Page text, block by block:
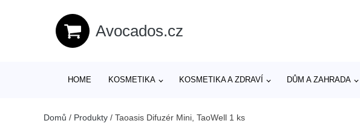
Avocados.cz
HOME KOSMETIKA KOSMETIKA A ZDRAVÍ DŮM A ZAHRADA
Domů / Produkty / Taoasis Difuzér Mini, TaoWell 1 ks